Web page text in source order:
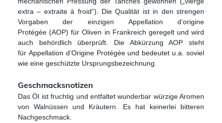
extra – extraite à froid“). Die Qualität ist in den strengen
Vorgaben der einzigen Appellation d’origine
Protégée (AOP) für Oliven in Frankreich geregelt und wird
auch behördlich überprüft. Die Abkürzung AOP steht
für Appellation d‘Origine Protégée und bedeutet u.a. soviel
wie eine geschützte Ursprungsbezeichnung.
Geschmacksnotizen
Das Öl ist fruchtig und entfaltet wunderbar würzige Aromen
von Walnüssen und Kräutern. Es hat keinerlei bitteren
Nachgeschmack.